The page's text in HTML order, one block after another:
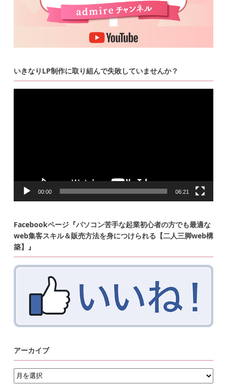
いきなりLP制作に取り組んで失敗していませんか？
動
00:00 06:21
Facebookページ『パソコン苦手な起業初心者の方でも最適な
web集客スキル＆販売方法を身につけられる【二人三脚web構
築】』
アーカイブ
ア
ー
カ